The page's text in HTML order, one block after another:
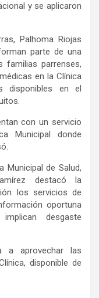
y se aplicaron
Palhoma Riojas
parte de una
familias parrenses,
en la Clínica
disponibles en el
con un servicio
Municipal donde
Municipal de Salud,
destacó la
los servicios de
oportuna
desgaste
a aprovechar las
disponible de